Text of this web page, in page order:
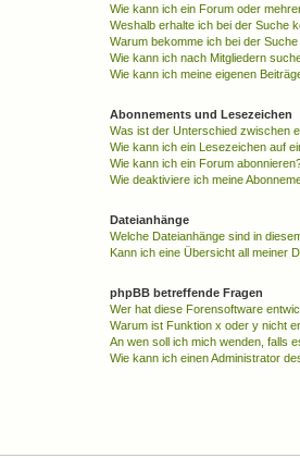
Wie kann ich ein Forum oder
Weshalb erhalte ich bei der Suche
Warum bekomme ich bei der
Wie kann ich nach Mitgliedern
Wie kann ich meine eigenen
Abonnements und Lesezeichen
Was ist der Unterschied zwischen
Wie kann ich ein Lesezeichen auf
Wie kann ich ein Forum
Wie deaktiviere ich meine
Dateianhänge
Welche Dateianhänge sind in
Kann ich eine Übersicht all meiner
phpBB betreffende Fragen
Wer hat diese Forensoftware
Warum ist Funktion x oder y nicht
An wen soll ich mich wenden, falls
Wie kann ich einen Administrator